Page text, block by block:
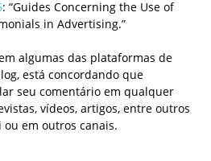
: “Guides Concerning the Use of
in Advertising.”
algumas das plataformas de
está concordando que
seu comentário em qualquer
vídeos, artigos, entre outros
em outros canais.